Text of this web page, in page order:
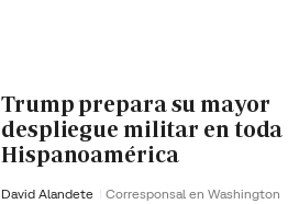
Trump prepara su mayor
despliegue militar en toda
Hispanoamérica
David Alandete Corresponsal en Washington